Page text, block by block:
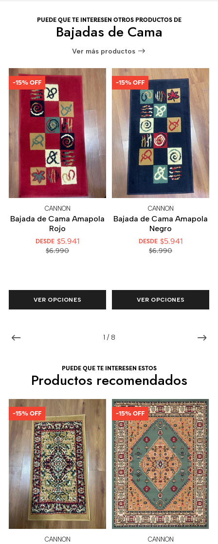
PUEDE QUE TE INTERESEN OTROS PRODUCTOS DE
Bajadas de Cama
Ver más productos
1 / 8
-15% OFF
CANNON
Bajada de Cama Amapola
Rojo
DESDE $5.941
$6.990
VER OPCIONES
-15% OFF
CANNON
Bajada de Cama Amapola
Negro
DESDE $5.941
$6.990
VER OPCIONES
PUEDE QUE TE INTERESEN ESTOS
Productos recomendados
-15% OFF
CANNON
-15% OFF
CANNON